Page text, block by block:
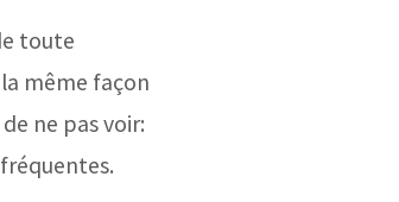
toute
même façon
ne pas voir: